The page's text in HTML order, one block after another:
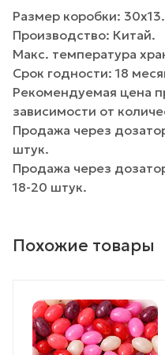
Размер коробки:
Производство: Китай.
Макс. температура
Срок годности: 18
Рекомендуемая цена
зависимости от
Продажа через
штук.
Продажа через
18-20 штук.
Похожие товары